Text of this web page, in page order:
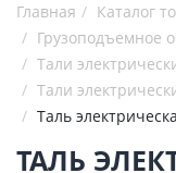
Главная
Каталог
Грузоподъемное
Тали
Тали
Таль
ТАЛЬ